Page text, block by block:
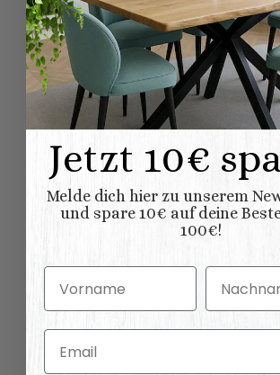
Variationen: Anrichten
Versandgewicht: 54,00 kg
Artikelgewicht: 46,00 kg
x B/T x H) (
Länge × Breite ×
209,00 ×
cm
Bewertungen
Benachrichtigen, wenn verfügbar
Jetzt 10€
Melde dich hier zu unserem
und spare 10€ auf deine
100€!
Vorname Nachname
Email